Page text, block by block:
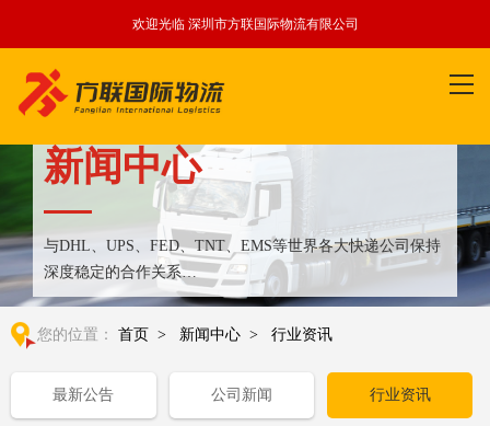
欢迎光临 深圳市方联国际物流有限公司
新闻中心
与DHL、UPS、FED、TNT、EMS等世界各大快递公司保持
深度稳定的合作关系
整合全球优质物流运输资源,满足国内外客户更多个性化需求
您的位置： 首页 > 新闻中心 > 行业资讯
最新公告 公司新闻 行业资讯